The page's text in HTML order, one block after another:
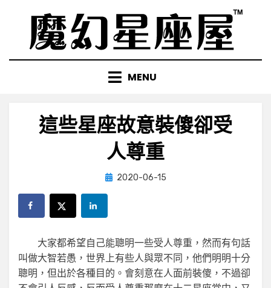
content
MENU
這些星座故意裝傻卻受
人尊重
by小編
Posted
2020-06-15
大家都希望自己能聰明一些受人尊重，然而有句話
叫做大智若愚，世界上有些人與眾不同，他們明明十分
聰明，但出於各種目的。會刻意在人面前裝傻，不過卻